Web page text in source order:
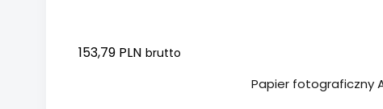
153,79 PLN brutto
Papier fotograficzny